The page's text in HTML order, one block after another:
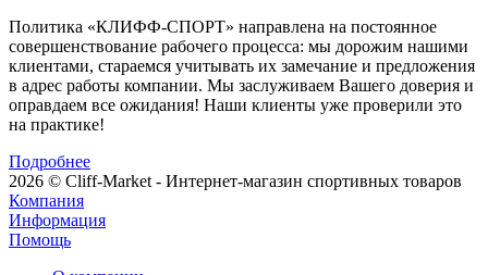
Политика «КЛИФФ-СПОРТ» направлена на постоянное
совершенствование рабочего процесса: мы дорожим нашими
клиентами, стараемся учитывать их замечание и предложения
в адрес работы компании. Мы заслуживаем Вашего доверия и
оправдаем все ожидания! Наши клиенты уже проверили это
на практике!
Подробнее
2026 © Cliff-Market - Интернет-магазин спортивных товаров
Компания
Информация
Помощь